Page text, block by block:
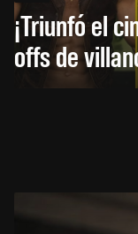
¡Triunfó el
offs de